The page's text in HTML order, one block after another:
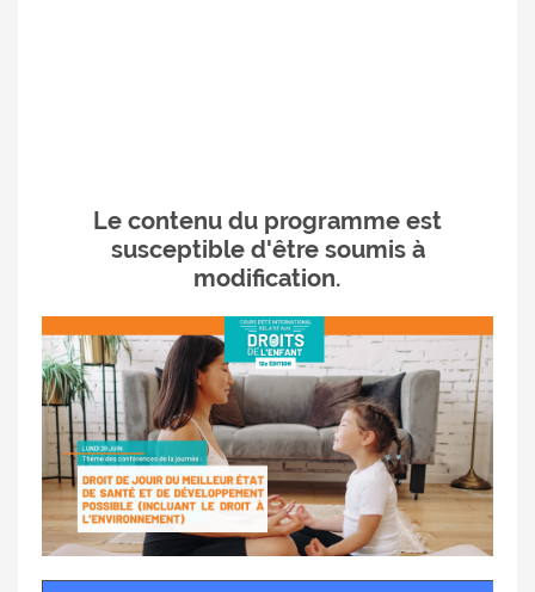
Le contenu du programme est
susceptible d'être soumis à
modification.